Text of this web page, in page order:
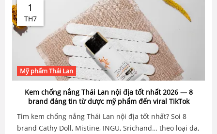
1
TH7
Mỹ phẩm Thái Lan
Kem chống nắng Thái Lan nội địa tốt nhất 2026 — 8
brand đáng tin từ dược mỹ phẩm đến viral TikTok
Tìm kem chống nắng Thái Lan nội địa tốt nhất? Soi 8
brand Cathy Doll, Mistine, INGU, Srichand… theo loại da,